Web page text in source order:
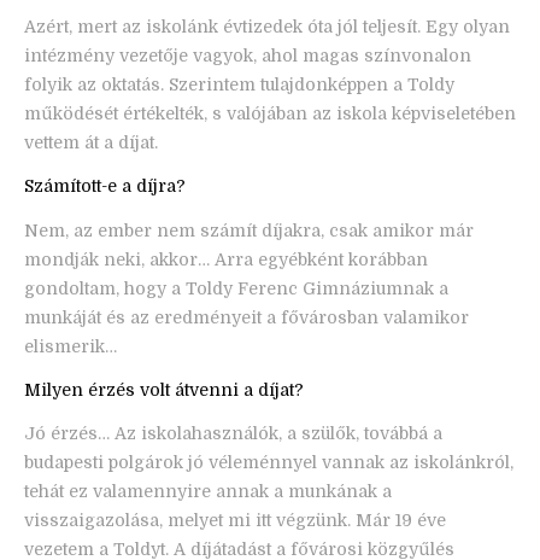
Azért, mert az iskolánk évtizedek óta jól teljesít. Egy olyan
intézmény vezetője vagyok, ahol magas színvonalon
folyik az oktatás. Szerintem tulajdonképpen a Toldy
működését értékelték, s valójában az iskola képviseletében
vettem át a díjat.
Számított-e a díjra?
Nem, az ember nem számít díjakra, csak amikor már
mondják neki, akkor… Arra egyébként korábban
gondoltam, hogy a Toldy Ferenc Gimnáziumnak a
munkáját és az eredményeit a fővárosban valamikor
elismerik…
Milyen érzés volt átvenni a díjat?
Jó érzés… Az iskolahasználók, a szülők, továbbá a
budapesti polgárok jó véleménnyel vannak az iskolánkról,
tehát ez valamennyire annak a munkának a
visszaigazolása, melyet mi itt végzünk. Már 19 éve
vezetem a Toldyt. A díjátadást a fővárosi közgyűlés